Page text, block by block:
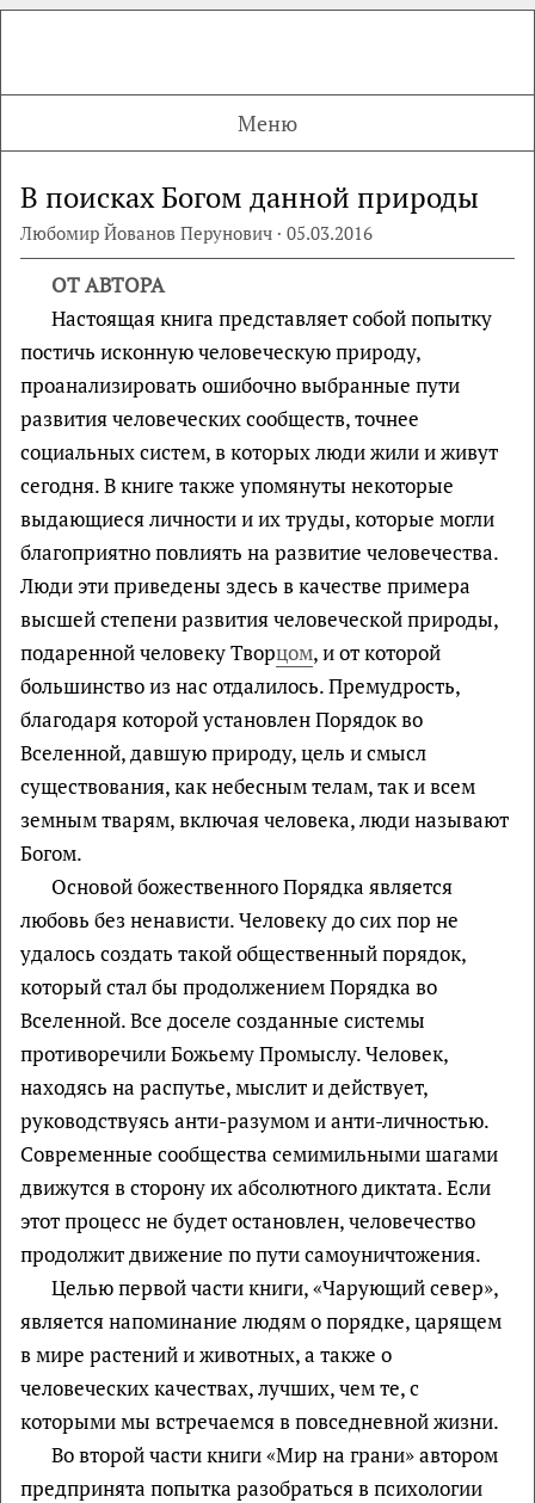
Меню
В поисках Богом данной природы
Любомир Йованов Перунович · 05.03.2016
ОТ АВТОРА
Настоящая книга представляет собой попытку
постичь исконную человеческую природу,
проанализировать ошибочно выбранные пути
развития человеческих сообществ, точнее
социальных систем, в которых люди жили и живут
сегодня. В книге также упомянуты некоторые
выдающиеся личности и их труды, которые могли
благоприятно повлиять на развитие человечества.
Люди эти приведены здесь в качестве примера
высшей степени развития человеческой природы,
подаренной человеку Творцом, и от которой
большинство из нас отдалилось. Премудрость,
благодаря которой установлен Порядок во
Вселенной, давшую природу, цель и смысл
существования, как небесным телам, так и всем
земным тварям, включая человека, люди называют
Богом.
Основой божественного Порядка является
любовь без ненависти. Человеку до сих пор не
удалось создать такой общественный порядок,
который стал бы продолжением Порядка во
Вселенной. Все доселе созданные системы
противоречили Божьему Промыслу. Человек,
находясь на распутье, мыслит и действует,
руководствуясь анти-разумом и анти-личностью.
Современные сообщества семимильными шагами
движутся в сторону их абсолютного диктата. Если
этот процесс не будет остановлен, человечество
продолжит движение по пути самоуничтожения.
Целью первой части книги, «Чарующий север»,
является напоминание людям о порядке, царящем
в мире растений и животных, а также о
человеческих качествах, лучших, чем те, с
которыми мы встречаемся в повседневной жизни.
Во второй части книги «Мир на грани» автором
предпринята попытка разобраться в психологии